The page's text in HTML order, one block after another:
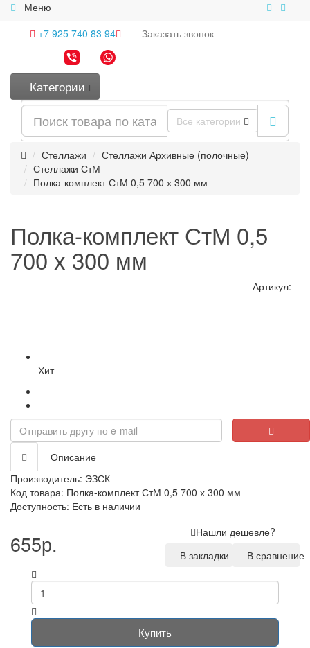
Меню
+7 925 740 83 94
Заказать звонок
Категории
Все категории
Стеллажи
Стеллажи Архивные (полочные)
Стеллажи СтМ
Полка-комплект СтМ 0,5 700 х 300 мм
Полка-комплект СтМ 0,5
700 х 300 мм
Артикул:
Хит
Описание
Производитель: ЭЗСК
Код товара: Полка-комплект СтМ 0,5 700 х 300 мм
Доступность: Есть в наличии
655р.
Нашли дешевле?
В закладки
В сравнение
Купить